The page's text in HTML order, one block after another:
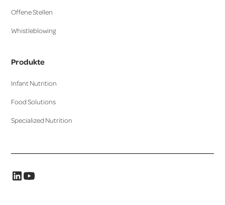
Offene Stellen
Whistleblowing
Produkte
Infant Nutrition
Food Solutions
Specialized Nutrition